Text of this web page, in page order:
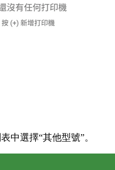
中選擇“其他型號”。